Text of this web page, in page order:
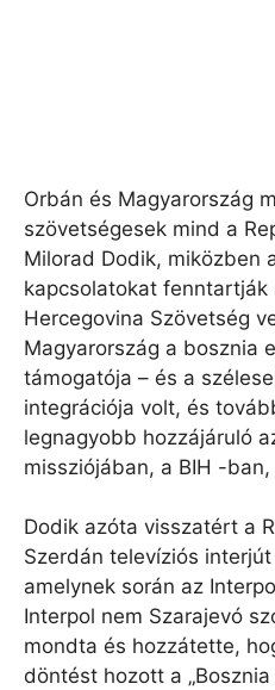
Orbán és Magyarország
szövetségesek mind a
Milorad Dodik, miközben
kapcsolatokat fenntartják
Hercegovina Szövetség
Magyarország a bosznia
támogatója – és a
integrációja volt, és
legnagyobb hozzájáruló
missziójában, a BIH -
Dodik azóta visszatért a
Szerdán televíziós
amelynek során az
Interpol nem Szarajevó
mondta és hozzátette,
döntést hozott a